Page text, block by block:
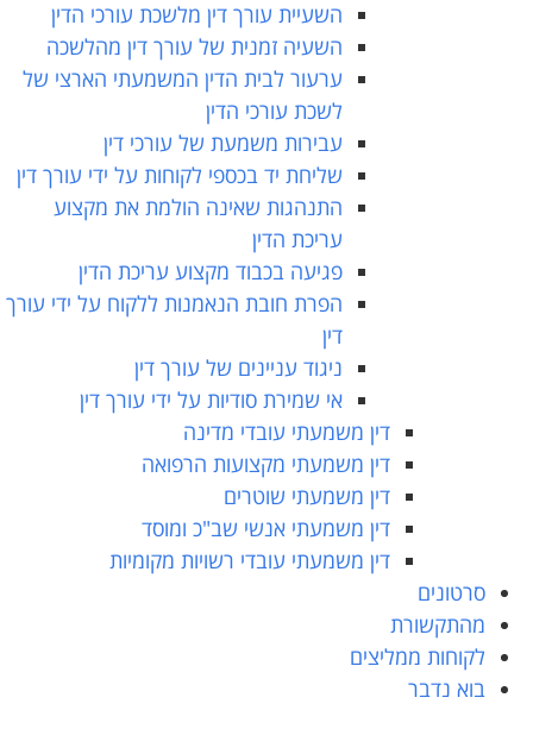
השעיית עורך דין מלשכת עורכי הדין
השעיה זמנית של עורך דין מהלשכה
ערעור לבית הדין המשמעתי הארצי של
לשכת עורכי הדין
עבירות משמעת של עורכי דין
שליחת יד בכספי לקוחות על ידי עורך דין
התנהגות שאינה הולמת את מקצוע
עריכת הדין
פגיעה בכבוד מקצוע עריכת הדין
הפרת חובת הנאמנות ללקוח על ידי עורך
דין
ניגוד עניינים של עורך דין
אי שמירת סודיות על ידי עורך דין
דין משמעתי עובדי מדינה
דין משמעתי מקצועות הרפואה
דין משמעתי שוטרים
דין משמעתי אנשי שב"כ ומוסד
דין משמעתי עובדי רשויות מקומיות
סרטונים
מהתקשורת
לקוחות ממליצים
בוא נדבר